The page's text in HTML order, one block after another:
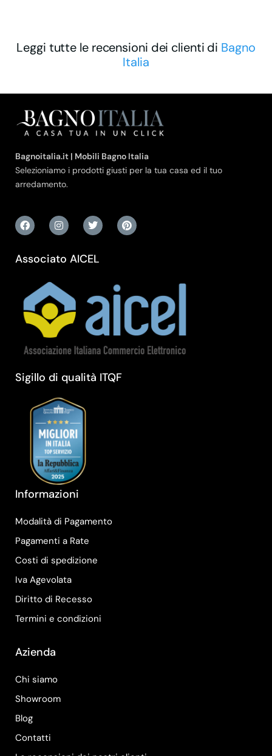
Leggi tutte le recensioni dei clienti di Bagno
Italia
Bagnoitalia.it | Mobili Bagno Italia
Selezioniamo i prodotti giusti per la tua casa ed il tuo
arredamento.
Associato AICEL
Sigillo di qualità ITQF
Informazioni
Modalità di Pagamento
Pagamenti a Rate
Costi di spedizione
Iva Agevolata
Diritto di Recesso
Termini e condizioni
Azienda
Chi siamo
Showroom
Blog
Contatti